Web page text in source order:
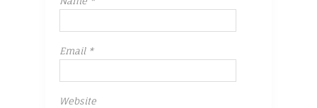
Email *
Website